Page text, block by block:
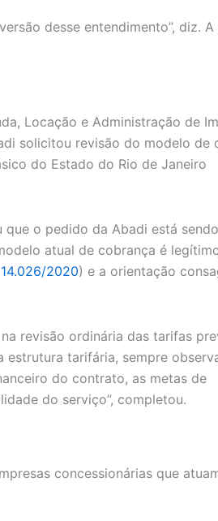
desse entendimento”, diz. A
Locação e Administração de
solicitou revisão do modelo de
do Estado do Rio de Janeiro
que o pedido da Abadi está sendo
atual de cobrança é
2020) e a orientação
revisão ordinária das tarifas
tarifária, sempre
do contrato, as metas de
do serviço”, completou.
concessionárias que